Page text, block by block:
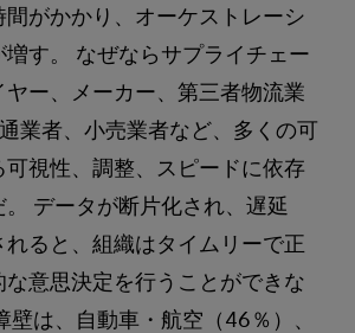
間がかかり、オーケストレーシ
増す。 なぜならサプライチェー
ヤー、メーカー、第三者物流業
業者、小売業者など、多くの可
視性、調整、スピードに依存
。 データが断片化され、遅延
れると、組織はタイムリーで正
意思決定を行うことができな
壁は、自動車・航空（46％）、